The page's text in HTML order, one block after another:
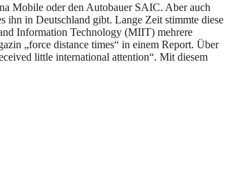
Mobile oder den Autobauer SAIC. Aber auch
ihn in Deutschland gibt. Lange Zeit stimmte diese
Information Technology (MIIT) mehrere
„force distance times“ in einem Report. Über
little international attention“. Mit diesem